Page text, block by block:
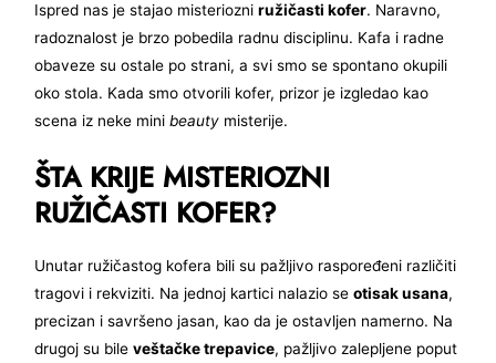
Ispred nas je stajao misteriozniružičasti kofer. Naravno,
radoznalost je brzo pobedila radnu disciplinu. Kafa i radne
obaveze su ostale po strani, a svi smo se spontano okupili
oko stola. Kada smo otvorili kofer, prizor je izgledao kao
scena iz neke minibeauty misterije.
ŠTA KRIJE MISTERIOZNI
RUŽIČASTI KOFER?
Unutar ružičastog kofera bili su pažljivo raspoređeni različiti
tragovi i rekviziti. Na jednoj kartici nalazio seotisak usana,
precizan i savršeno jasan, kao da je ostavljen namerno. Na
drugoj su bileveštačke trepavice, pažljivo zalepljene poput